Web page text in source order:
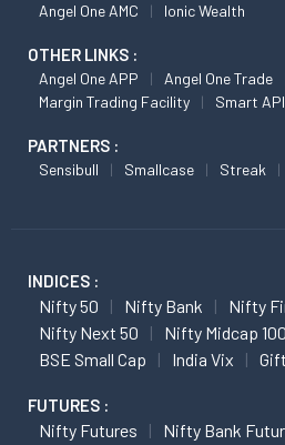
Angel One AMC Ionic Wealth
OTHER LINKS :
Angel One APP Angel One Trade
Margin Trading Facility
Smart API
PARTNERS :
Sensibull Smallcase Streak
INDICES :
Nifty 50 Nifty Bank
Nifty
Nifty Next 50
Nifty Midcap 100
BSE Small Cap
India Vix
FUTURES :
Nifty Futures
Nifty Bank